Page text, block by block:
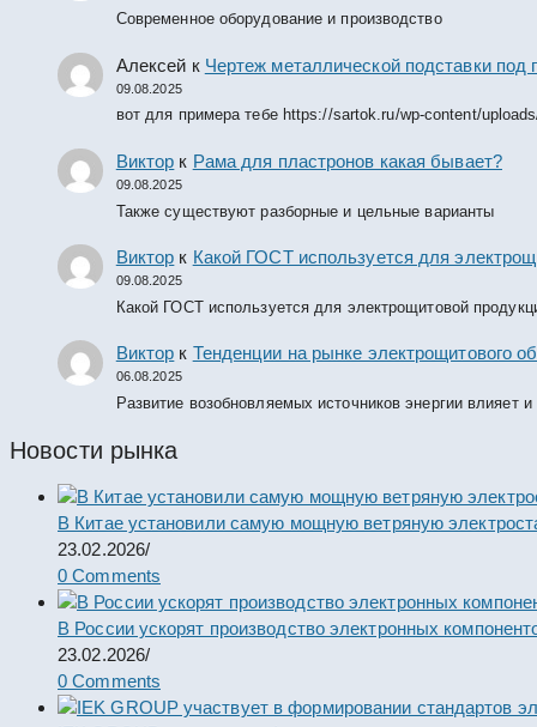
Современное оборудование и производство
Алексей к Чертеж металлической подставки
09.08.2025
вот для примера тебе https://sartok.ru/wp-content/
Виктор к Рама для пластронов какая бывает?
09.08.2025
Также существуют разборные и цельные варианты
Виктор к Какой ГОСТ используется для
09.08.2025
Какой ГОСТ используется для электрощитовой
Виктор к Тенденции на рынке электрощитового
06.08.2025
Развитие возобновляемых источников энергии влияет
Новости рынка
В Китае установили самую мощную ветряную
23.02.2026/
0 Comments
В России ускорят производство электронных
23.02.2026/
0 Comments